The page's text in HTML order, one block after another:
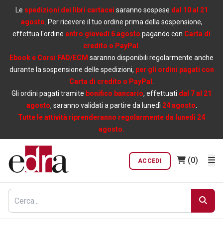
Le spedizioni dei libri cartacei saranno sospese dal 10 al 21
agosto . Per ricevere il tuo ordine prima della sospensione,
effettua l'ordine entro giovedì 6 agosto pagando con Carta di
credito o PayPal
Ebook e Corsi FAD/ECM saranno disponibili regolarmente anche
durante la sospensione delle spedizioni, per gli ordini pagati con
Carta di credito o PayPal
Gli ordini pagati tramite bonifico bancario, effettuati dal 7 al 21
agosto, saranno validati a partire da lunedì 24 agosto
Tutte le attività riprenderanno regolarmente da lunedì 24
agosto.
ACCEDI (0)